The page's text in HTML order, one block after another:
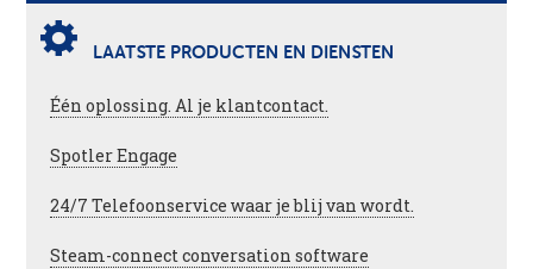
LAATSTE PRODUCTEN EN DIENSTEN
Één oplossing. Al je klantcontact.
Spotler Engage
24/7 Telefoonservice waar je blij van wordt.
Steam-connect conversation software